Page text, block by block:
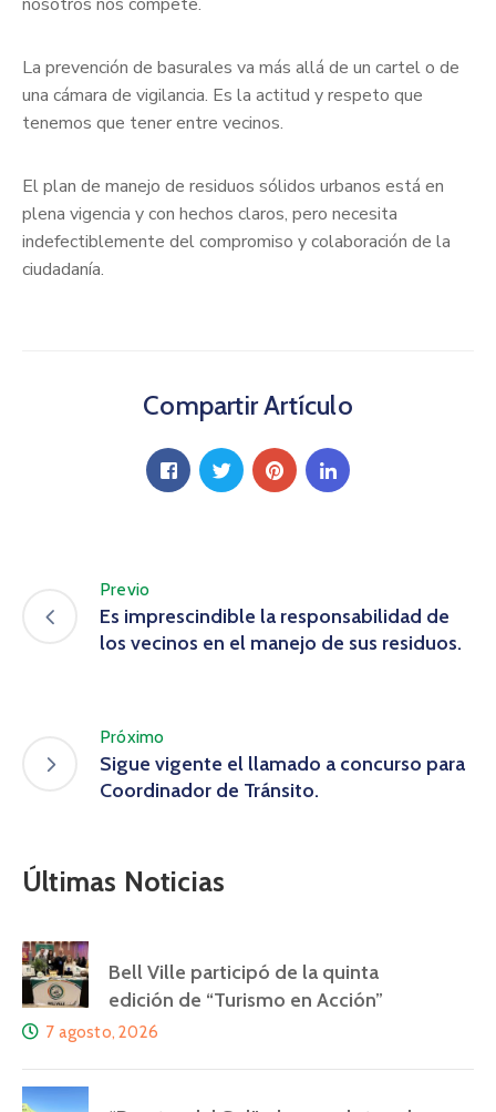
nosotros nos compete.
La prevención de basurales va más allá de un cartel o de
una cámara de vigilancia. Es la actitud y respeto que
tenemos que tener entre vecinos.
El plan de manejo de residuos sólidos urbanos está en
plena vigencia y con hechos claros, pero necesita
indefectiblemente del compromiso y colaboración de la
ciudadanía.
Compartir Artículo
Previo
Es imprescindible la responsabilidad de
los vecinos en el manejo de sus residuos.
Próximo
Sigue vigente el llamado a concurso para
Coordinador de Tránsito.
Últimas Noticias
Bell Ville participó de la quinta
edición de “Turismo en Acción”
7 agosto, 2026